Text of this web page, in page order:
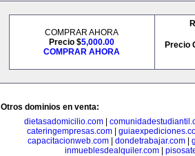
COMPRAR AHORA
Precio $5,000.00
COMPRAR AHORA
Precio
Otros dominios en venta:
dietasadomicilio.com
cateringempresas.com|
capacitacionweb.com
dondetrabajar.com
inmueblesdealquiler.com